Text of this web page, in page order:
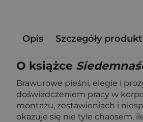
Opis Szczegóły
O książce
Brawurowe pieśni, elegie i
doświadczeniem pracy w
montażu, zestawieniach i
okazuje się nie tyle chaosem,